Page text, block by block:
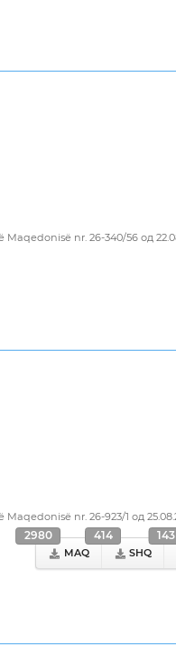
nr. 26-340/56 од
nr. 26-923/1 од
MAQ
2980
SHQ
414 143